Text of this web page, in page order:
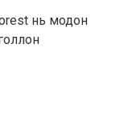
нь модон